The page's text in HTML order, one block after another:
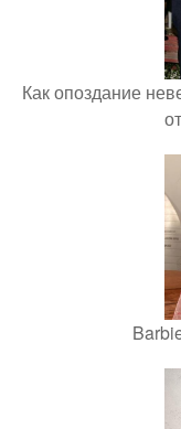
Как опоздание